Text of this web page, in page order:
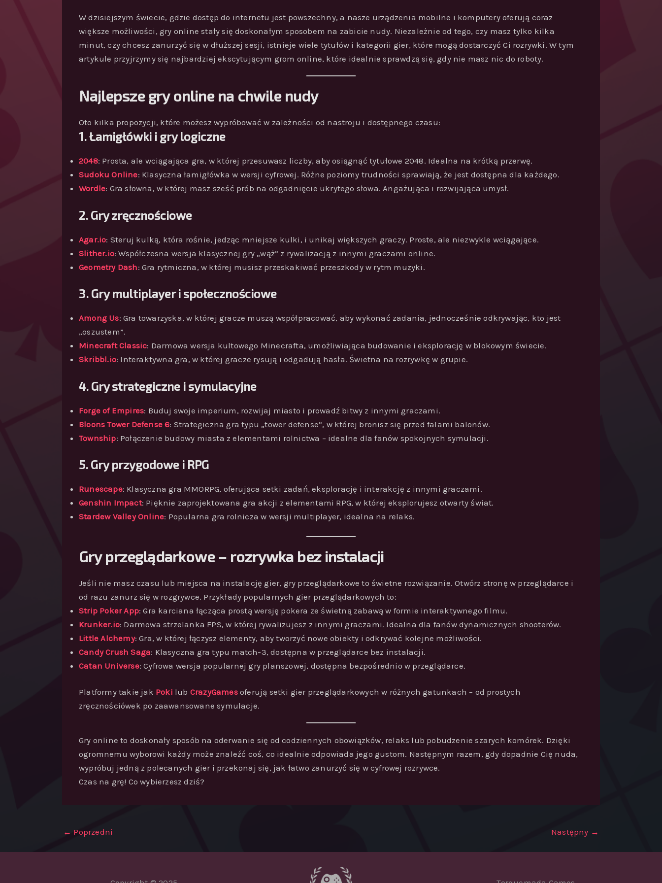
W dzisiejszym świecie, gdzie dostęp do internetu jest powszechny, a nasze urządzenia mobilne i komputery oferują coraz
większe możliwości, gry online stały się doskonałym sposobem na zabicie nudy. Niezależnie od tego, czy masz tylko kilka
minut, czy chcesz zanurzyć się w dłuższej sesji, istnieje wiele tytułów i kategorii gier, które mogą dostarczyć Ci rozrywki. W tym
artykule przyjrzymy się najbardziej ekscytującym grom online, które idealnie sprawdzą się, gdy nie masz nic do roboty.
Najlepsze gry online na chwile nudy
Oto kilka propozycji, które możesz wypróbować w zależności od nastroju i dostępnego czasu:
1. Łamigłówki i gry logiczne
2048: Prosta, ale wciągająca gra, w której przesuwasz liczby, aby osiągnąć tytułowe 2048. Idealna na krótką przerwę.
Sudoku Online: Klasyczna łamigłówka w wersji cyfrowej. Różne poziomy trudności sprawiają, że jest dostępna dla każdego.
Wordle: Gra słowna, w której masz sześć prób na odgadnięcie ukrytego słowa. Angażująca i rozwijająca umysł.
2. Gry zręcznościowe
Agar.io: Steruj kulką, która rośnie, jedząc mniejsze kulki, i unikaj większych graczy. Proste, ale niezwykle wciągające.
Slither.io: Współczesna wersja klasycznej gry „wąż” z rywalizacją z innymi graczami online.
Geometry Dash: Gra rytmiczna, w której musisz przeskakiwać przeszkody w rytm muzyki.
3. Gry multiplayer i społecznościowe
Among Us: Gra towarzyska, w której gracze muszą współpracować, aby wykonać zadania, jednocześnie odkrywając, kto jest
„oszustem”.
Minecraft Classic: Darmowa wersja kultowego Minecrafta, umożliwiająca budowanie i eksplorację w blokowym świecie.
Skribbl.io: Interaktywna gra, w której gracze rysują i odgadują hasła. Świetna na rozrywkę w grupie.
4. Gry strategiczne i symulacyjne
Forge of Empires: Buduj swoje imperium, rozwijaj miasto i prowadź bitwy z innymi graczami.
Bloons Tower Defense 6: Strategiczna gra typu „tower defense”, w której bronisz się przed falami balonów.
Township: Połączenie budowy miasta z elementami rolnictwa – idealne dla fanów spokojnych symulacji.
5. Gry przygodowe i RPG
Runescape: Klasyczna gra MMORPG, oferująca setki zadań, eksplorację i interakcję z innymi graczami.
Genshin Impact: Pięknie zaprojektowana gra akcji z elementami RPG, w której eksplorujesz otwarty świat.
Stardew Valley Online: Popularna gra rolnicza w wersji multiplayer, idealna na relaks.
Gry przeglądarkowe – rozrywka bez instalacji
Jeśli nie masz czasu lub miejsca na instalację gier, gry przeglądarkowe to świetne rozwiązanie. Otwórz stronę w przeglądarce i
od razu zanurz się w rozgrywce. Przykłady popularnych gier przeglądarkowych to:
Strip Poker App: Gra karciana łącząca prostą wersję pokera ze świetną zabawą w formie interaktywnego filmu.
Krunker.io: Darmowa strzelanka FPS, w której rywalizujesz z innymi graczami. Idealna dla fanów dynamicznych shooterów.
Little Alchemy: Gra, w której łączysz elementy, aby tworzyć nowe obiekty i odkrywać kolejne możliwości.
Candy Crush Saga: Klasyczna gra typu match-3, dostępna w przeglądarce bez instalacji.
Catan Universe: Cyfrowa wersja popularnej gry planszowej, dostępna bezpośrednio w przeglądarce.
Platformy takie jak Poki lub CrazyGamesoferują setki gier przeglądarkowych w różnych gatunkach – od prostych
zręcznościówek po zaawansowane symulacje.
Gry online to doskonały sposób na oderwanie się od codziennych obowiązków, relaks lub pobudzenie szarych komórek. Dzięki
ogromnemu wyborowi każdy może znaleźć coś, co idealnie odpowiada jego gustom. Następnym razem, gdy dopadnie Cię nuda,
wypróbuj jedną z polecanych gier i przekonaj się, jak łatwo zanurzyć się w cyfrowej rozrywce.
Czas na grę! Co wybierzesz dziś?
← Poprzedni Następny →